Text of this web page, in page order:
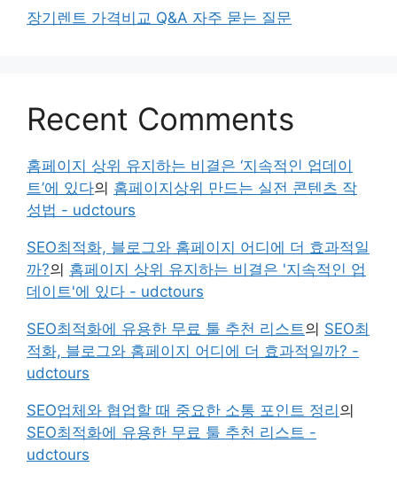
장기렌트 가격비교 Q&A 자주 묻는 질문
Recent Comments
홈페이지 상위 유지하는 비결은 ‘지속적인 업데이
트’에 있다의 홈페이지상위 만드는 실전 콘텐츠 작
성법 - udctours
SEO최적화, 블로그와 홈페이지 어디에 더 효과적일
까?의 홈페이지 상위 유지하는 비결은 '지속적인 업
데이트'에 있다 - udctours
SEO최적화에 유용한 무료 툴 추천 리스트 의 SEO최
적화, 블로그와 홈페이지 어디에 더 효과적일까? -
udctours
SEO업체와 협업할 때 중요한 소통 포인트 정리의
SEO최적화에 유용한 무료 툴 추천 리스트 -
udctours